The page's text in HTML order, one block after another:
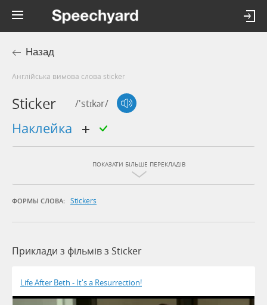
Назад
Англійська вимова слова sticker
Sticker /'stɪkər/
наклейка
ПОКАЗАТИ БІЛЬШЕ ПЕРЕКЛАДІВ
ФОРМЫ СЛОВА: Stickers
Приклади з фільмів з Sticker
Life After Beth - It's a Resurrection!